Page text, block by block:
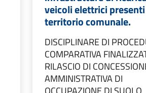
veicoli elettrici
territorio comunale.
DISCIPLINARE DI
COMPARATIVA
RILASCIO DI
AMMINISTRATIVA DI